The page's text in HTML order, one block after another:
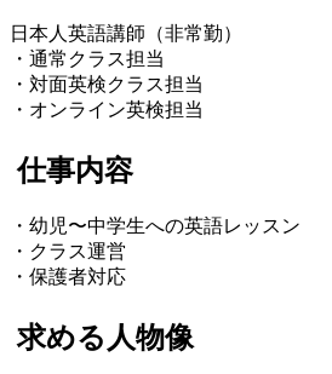
日本人英語講師（非常勤）
・通常クラス担当
・対面英検クラス担当
・オンライン英検担当
仕事内容
・幼児〜中学生への英語レッスン
・クラス運営
・保護者対応
求める人物像